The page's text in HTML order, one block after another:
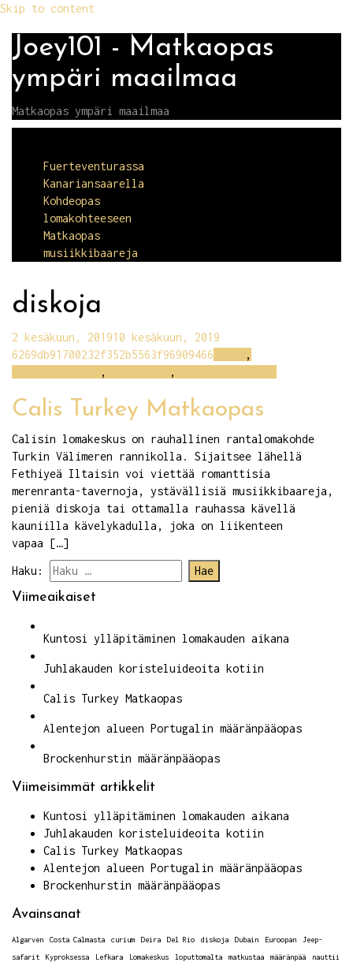
Skip to content
Joey101 - Matkaopas
ympäri maailmaa
Matkaopas ympäri maailmaa
Fuerteventurassa
Kanariansaarella
Kohdeopas
lomakohteeseen
Matkaopas
musiikkibaareja
diskoja
2 kesäkuun, 201910 kesäkuun, 2019
6269db91700232f352b5563f96909466
,
, ,
Calis Turkey Matkaopas
Calisin lomakeskus on rauhallinen rantalomakohde
Turkin Välimeren rannikolla. Sijaitsee lähellä
Fethiyeä Iltaisin voi viettää romanttisia
merenranta-tavernoja, ystävällisiä musiikkibaareja,
pieniä diskoja tai ottamalla rauhassa kävellä
kauniilla kävelykadulla, joka on liikenteen
vapaa […]
Haku:
Viimeaikaiset
Kuntosi ylläpitäminen lomakauden aikana
Juhlakauden koristeluideoita kotiin
Calis Turkey Matkaopas
Alentejon alueen Portugalin määränpääopas
Brockenhurstin määränpääopas
Viimeisimmät artikkelit
Kuntosi ylläpitäminen lomakauden aikana
Juhlakauden koristeluideoita kotiin
Calis Turkey Matkaopas
Alentejon alueen Portugalin määränpääopas
Brockenhurstin määränpääopas
Avainsanat
Algarven Costa Calmasta curium Deira Del Rio diskoja Dubain Euroopan
Jeep-
safarit
Kyproksessa Lefkara Lomakeskus loputtomalta matkustaa määränpää
nauttii